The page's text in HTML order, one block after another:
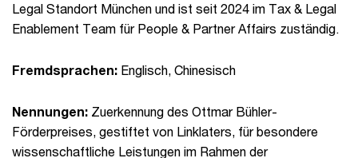
Legal Standort München und ist seit 2024 im Tax & Legal
Enablement Team für People & Partner Affairs zuständig.
Fremdsprachen: Englisch, Chinesisch
Nennungen: Zuerkennung des Ottmar Bühler-
Förderpreises, gestiftet von Linklaters, für besondere
wissenschaftliche Leistungen im Rahmen der